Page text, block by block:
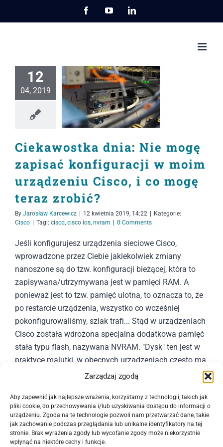
Zarządzaj zgodą
Aby zapewnić jak najlepsze wrażenia, korzystamy z technologii, takich jak
pliki cookie, do przechowywania i/lub uzyskiwania dostępu do informacji o
urządzeniu. Zgoda na te technologie pozwoli nam przetwarzać dane, takie
jak zachowanie podczas przeglądania lub unikalne identyfikatory na tej
stronie. Brak wyrażenia zgody lub wycofanie zgody może niekorzystnie
wpłynąć na niektóre cechy i funkcje.
FacebookYouTubeLinkedIn
12
04, 2019
Ciekawostka dnia: Nie mogę
zapisać konfiguracji w moim
urządzeniu Cisco, i co mogę
teraz zrobić?
By Jarosław Karcewicz | 12 kwietnia 2019, 14:22 | Kategorie:
Cisco | Tagi: cisco cisco ios nvram | 0 Comments
Jeśli konfigurujesz urządzenia sieciowe Cisco,
wprowadzone przez Ciebie jakiekolwiek zmiany
nanoszone są do tzw. konfiguracji bieżącej, która to
zapisywana/utrzymywana jest w pamięci RAM. A
ponieważ jest to tzw. pamięć ulotna, to oznacza to, że
po restarcie urządzenia, wszystko co wcześniej
pokonfigurowaliśmy, szlak trafi... Stąd w urządzeniach
Cisco została wdrożona specjalna dodatkowa pamięć
stała typu flash, nazywana NVRAM. "Dysk" ten jest w
praktyce malutki, w obecnych urządzeniach często ma
on rozmiar 255 KB. Także na pewno jest za mały, aby
zmieścić tam[...]
Czytaj dalej